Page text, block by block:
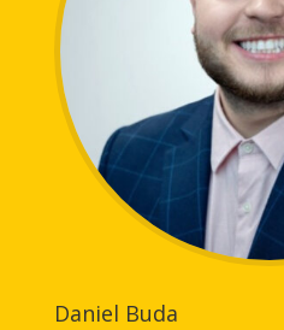
projekte za domaće i
međunarodne organizacije,
Njena ekspertiza obuhvata
korisnika, snage i imidža
mystery shopping, mjerenje
efikasnosti oglašavanja i
uspješnosti brendova. U
bogato iskustvo i duboko
konteksta, vjerujući da se do
temeljitu analizu i prava
Daniel Buda